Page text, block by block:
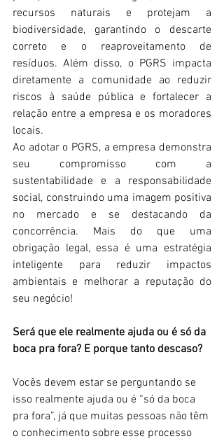
recursos naturais e protejam a
biodiversidade, garantindo o descarte
correto e o reaproveitamento de
resíduos. Além disso, o PGRS impacta
diretamente a comunidade ao reduzir
riscos à saúde pública e fortalecer a
relação entre a empresa e os moradores
locais.
Ao adotar o PGRS, a empresa demonstra
seu compromisso com a
sustentabilidade e a responsabilidade
social, construindo uma imagem positiva
no mercado e se destacando da
concorrência. Mais do que uma
obrigação legal, essa é uma estratégia
inteligente para reduzir impactos
ambientais e melhorar a reputação do
seu negócio!
Será que ele realmente ajuda ou é só da
boca pra fora? E porque tanto descaso?
Vocês devem estar se perguntando se
isso realmente ajuda ou é “só da boca
pra fora”, já que muitas pessoas não têm
o conhecimento sobre esse processo